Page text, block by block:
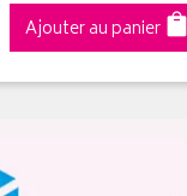
Ajouter au panier